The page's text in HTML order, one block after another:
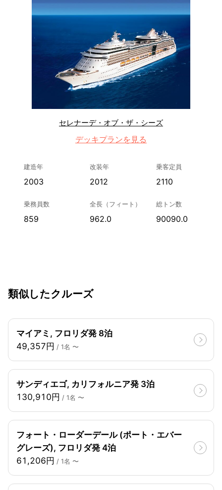
セレナーデ・オブ・ザ・シーズ
デッキプランを見る
建造年
2003
改装年
2012
乗客定員
2110
乗務員数
859
全長（フィート）
962.0
総トン数
90090.0
類似したクルーズ
マイアミ, フロリダ発 8泊
49,357円 / 1名 〜
サンディエゴ, カリフォルニア発 3泊
130,910円 / 1名 〜
フォート・ローダーデール (ポート・エバー
グレーズ), フロリダ発 4泊
61,206円 / 1名 〜